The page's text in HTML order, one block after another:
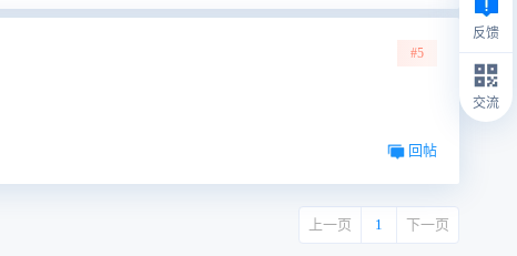
#5
回帖
上一页 1 下一页
反馈
交流